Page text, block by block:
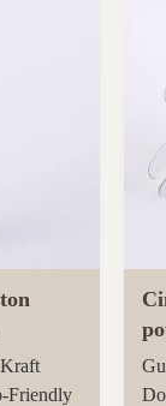
Friendly